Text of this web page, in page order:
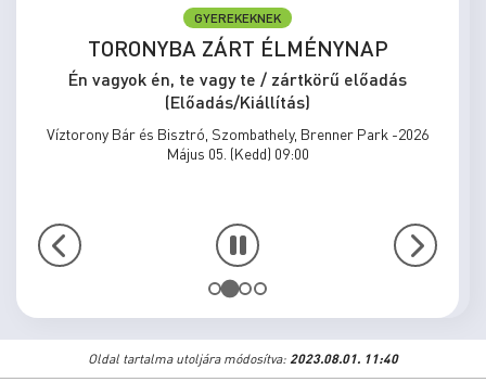
GYEREKEKNEK
TORONYBA ZÁRT ÉLMÉNYNAP
Én vagyok én, te vagy te / zártkörű előadás
(Előadás/Kiállítás)
Víztorony Bár és Bisztró, Szombathely, Brenner Park -2026
Május 05. (Kedd) 09:00
Oldal tartalma utoljára módosítva: 2023.08.01. 11:40